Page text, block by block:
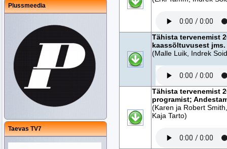
Plussmeedia
Taevas TV7
Tähista tervenemist
kaassõltuvusest jms.
(Malle Luik, Indrek
Tähista tervenemist
programist;
(Karen ja Robert
Kaja Tarto)